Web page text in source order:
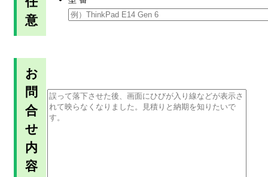
意
お
問
合
せ
内
容